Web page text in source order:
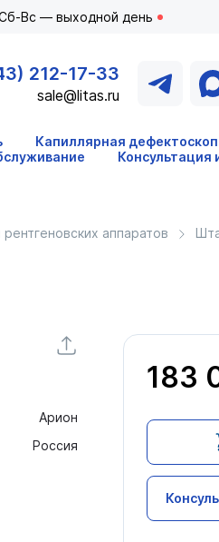
Вс — выходной день
212-17-33
sale@litas.ru
Капиллярная
Консультация
аппаратов
Арион
Россия
183